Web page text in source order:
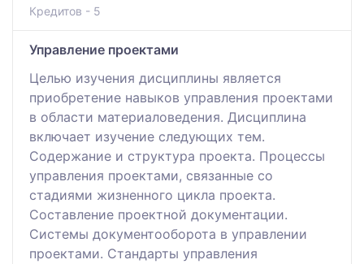
Кредитов - 5
Управление проектами
Целью изучения дисциплины является
приобретение навыков управления проектами
в области материаловедения. Дисциплина
включает изучение следующих тем.
Содержание и структура проекта. Процессы
управления проектами, связанные со
стадиями жизненного цикла проекта.
Составление проектной документации.
Системы документооборота в управлении
проектами. Стандарты управления